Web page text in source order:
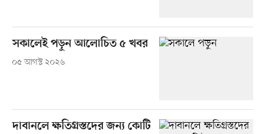
সকালেই পড়ুন আলোচিত ৫ খবর
০৫ আগস্ট ২০২৬
দাবানলে ক্ষতিগ্রস্তদের জন্য কোটি